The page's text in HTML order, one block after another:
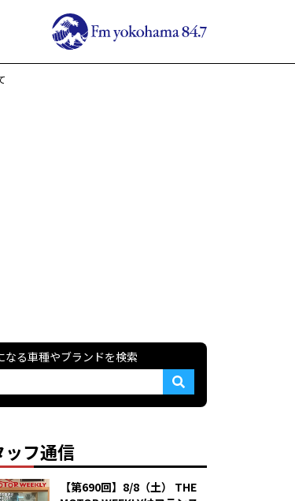
なる車種やブランドを検索
ッフ通信
【第690回】8/8（土） THE